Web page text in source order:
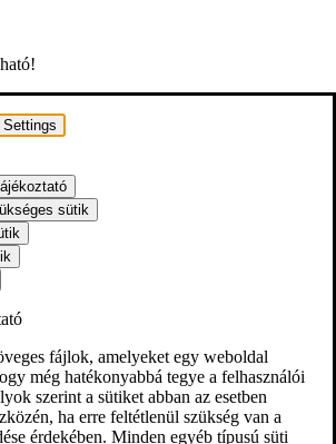
sütik
fájlok, amelyeket egy weboldal
még hatékonyabbá tegye a felhasználói
szerint a sütiket abban az esetben
ha erre feltétlenül szükség van a
érdekében. Minden egyéb típusú süti